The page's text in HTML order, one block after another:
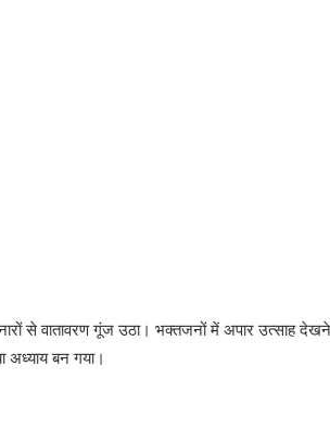
से वातावरण गूंज उठा। भक्तजनों में अपार उत्साह
अध्याय बन गया।